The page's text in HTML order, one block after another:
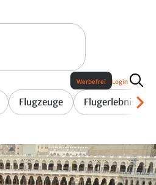
Flugzeuge Flugerlebnis
Werbefrei Login